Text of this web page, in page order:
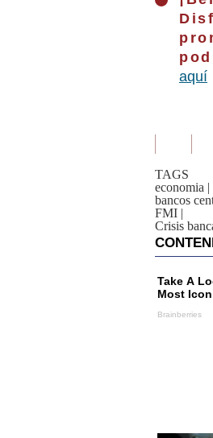
aquí
TAGS
economia |
bancos
FMI |
Crisis